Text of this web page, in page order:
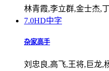
林青霞,李立群,金士杰,
7.0HD中字
杂家高手
刘忠良,高飞,王将,巨龙,